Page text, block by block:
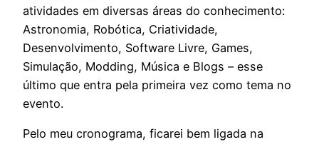
atividades em diversas áreas do conhecimento:
Astronomia, Robótica, Criatividade,
Desenvolvimento, Software Livre, Games,
Simulação, Modding, Música e Blogs – esse
último que entra pela primeira vez como tema no
evento.
Pelo meu cronograma, ficarei bem ligada na